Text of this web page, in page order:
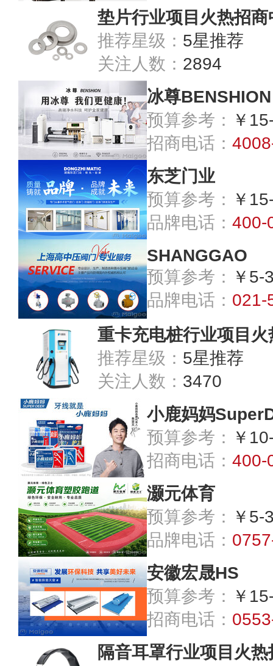
垫片行业项目火热招商
推荐星级： 5星推荐
关注人数： 2894
冰尊BENSHION
预算参考：
￥
招商电话：
东芝门业
预算参考：
￥
品牌电话： 400-
SHANGGAO
预算参考：
￥5-
品牌电话： 021-
重卡充电桩行业项目火
推荐星级： 5星推荐
关注人数： 3470
小鹿妈妈
预算参考：
￥
招商电话： 400-
灏元体育
预算参考：
￥5-
品牌电话：
安徽宏晟HS
预算参考：
￥
招商电话：
隔音耳罩行业项目火